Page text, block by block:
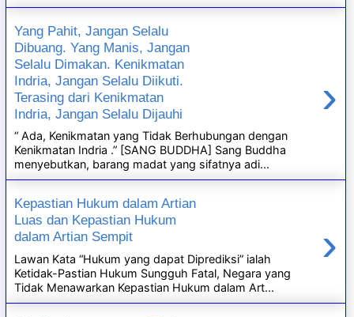
Yang Pahit, Jangan Selalu
Dibuang. Yang Manis, Jangan
Selalu Dimakan. Kenikmatan
Indria, Jangan Selalu Diikuti.
Terasing dari Kenikmatan
Indria, Jangan Selalu Dijauhi
›
“ Ada, Kenikmatan yang Tidak Berhubungan dengan
Kenikmatan Indria .” [SANG BUDDHA] Sang Buddha
menyebutkan, barang madat yang sifatnya adi...
Kepastian Hukum dalam Artian
Luas dan Kepastian Hukum
dalam Artian Sempit
›
Lawan Kata “Hukum yang dapat Diprediksi” ialah
Ketidak-Pastian Hukum Sungguh Fatal, Negara yang
Tidak Menawarkan Kepastian Hukum dalam Art...